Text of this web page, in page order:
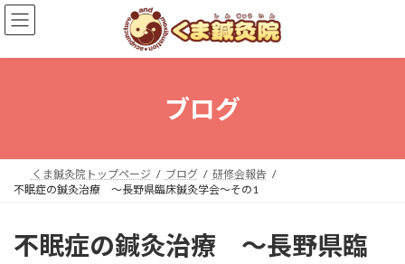
コ
ン
ン
ナ
ビ
ー
ブログ
くま鍼灸院トップページ ブログ
研修会報告
不眠症の鍼灸治療 ～長野県臨床鍼灸学会〜その1
不眠症の鍼灸治療 ～長野県臨